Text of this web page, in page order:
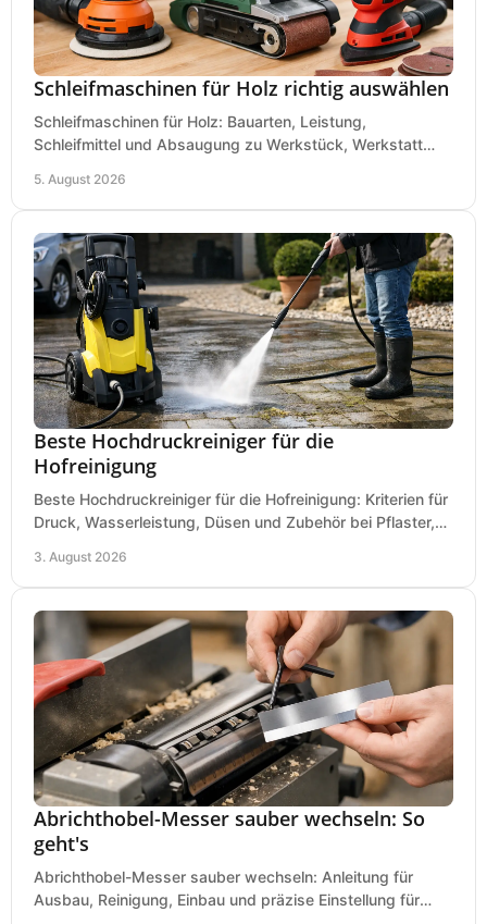
Schleifmaschinen für Holz richtig auswählen
Schleifmaschinen für Holz: Bauarten, Leistung,
Schleifmittel und Absaugung zu Werkstück, Werkstatt
5. August 2026
Beste Hochdruckreiniger für die
Hofreinigung
Beste Hochdruckreiniger für die Hofreinigung: Kriterien für
Druck, Wasserleistung, Düsen und Zubehör bei Pflaster,
3. August 2026
Abrichthobel-Messer sauber wechseln: So
geht's
Abrichthobel-Messer sauber wechseln: Anleitung für
Ausbau, Reinigung, Einbau und präzise Einstellung für